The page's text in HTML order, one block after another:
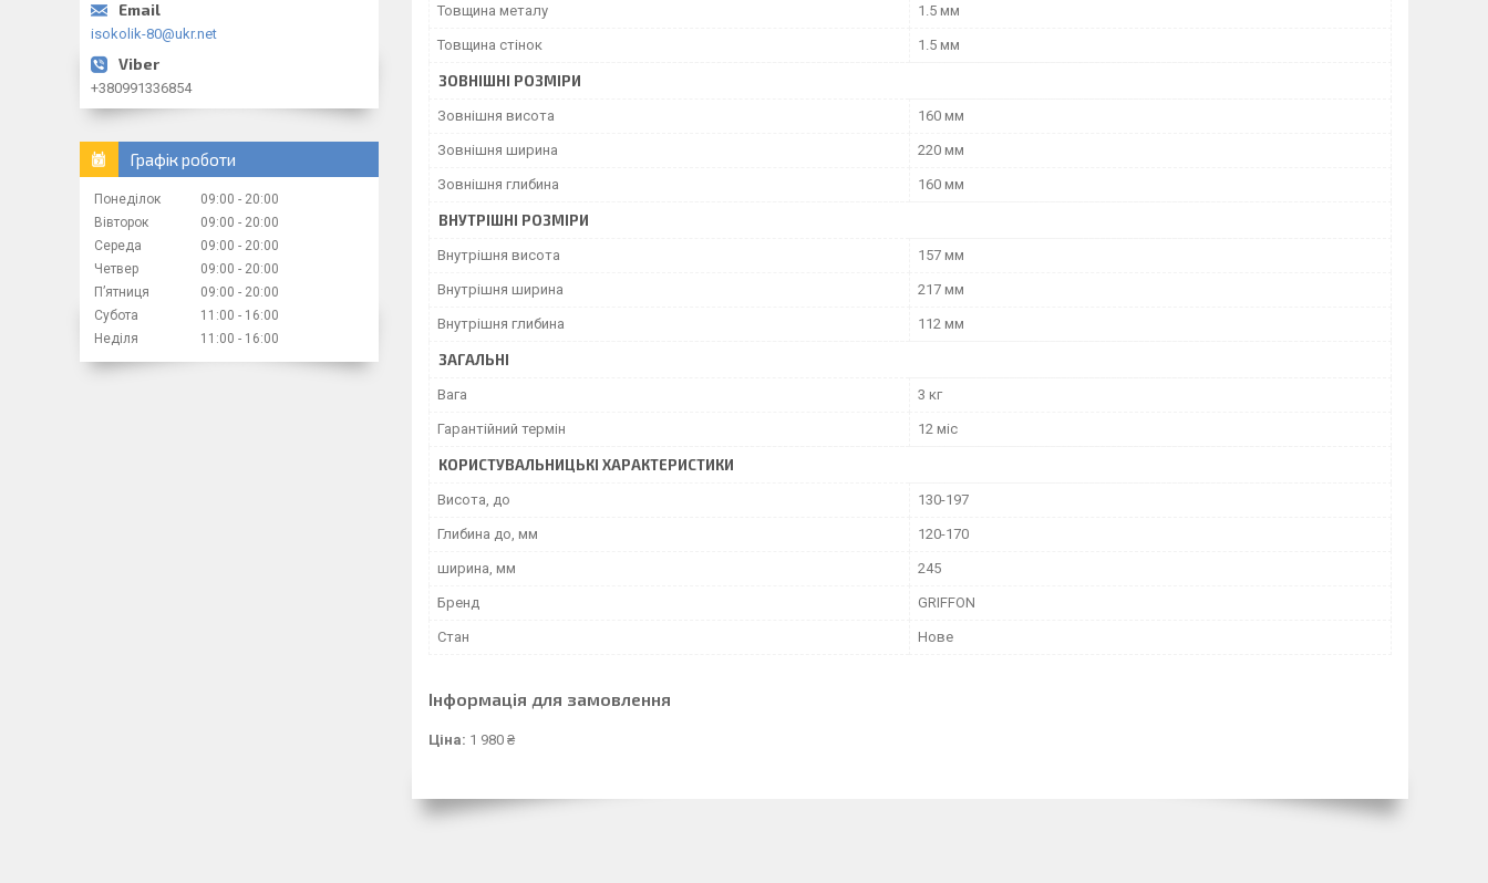
Товщина металу 1.5 мм
Товщина стінок 1.5 мм
ЗОВНІШНІ РОЗМІРИ
Зовнішня висота 160 мм
Зовнішня ширина 220 мм
Зовнішня глибина 160 мм
ВНУТРІШНІ РОЗМІРИ
Внутрішня висота 157 мм
Внутрішня ширина 217 мм
Внутрішня глибина 112 мм
ЗАГАЛЬНІ
Вага 3 кг
Гарантійний термін 12 міс
КОРИСТУВАЛЬНИЦЬКІ ХАРАКТЕРИСТИКИ
Висота, до 130-197
Глибина до, мм 120-170
ширина, мм 245
Бренд GRIFFON
Стан Нове
Інформація для замовлення
Ціна: 1 980 ₴
isokolik-80@ukr.net
+380991336854
Графік роботи
Понеділок 09:00
20:00
Вівторок
09:00
20:00
Середа
09:00
20:00
Четвер
09:00
20:00
Пʼятниця
09:00
20:00
Субота
11:00
16:00
Неділя
11:00 16:00